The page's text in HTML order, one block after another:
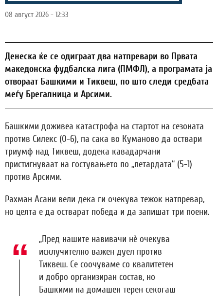
08 август 2026 - 12:33
Денеска ќе се одиграат два натпревари во Првата
македонска фудбалска лига (ПМФЛ), а програмата ја
отвораат Башкими и Тиквеш, по што следи средбата
меѓу Брегалница и Арсими.
Башкими доживеа катастрофа на стартот на сезоната
против Силекс (0-6), па сака во Куманово да оствари
триумф над Тиквеш, додека кавадарчани
пристигнуваат на гостувањето по „петардата“ (5-1)
против Арсими.
Рахман Асани вели дека ги очекува тежок натпревар,
но целта е да остварат победа и да запишат три поени.
„Пред нашите навивачи нè очекува
исклучително важен дуел против
Тиквеш. Се соочуваме со квалитетен
и добро организиран состав, но
Башкими на домашен терен секогаш